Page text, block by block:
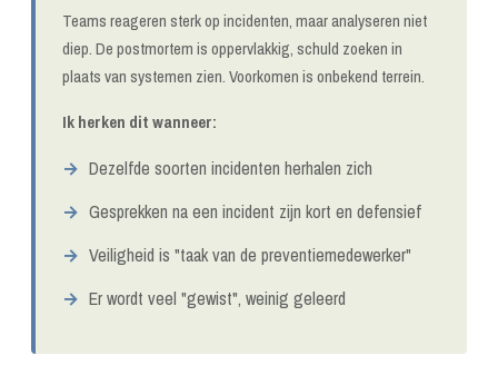
Teams reageren sterk op incidenten, maar analyseren niet
diep. De postmortem is oppervlakkig, schuld zoeken in
plaats van systemen zien. Voorkomen is onbekend terrein.
Ik herken dit wanneer:
Dezelfde soorten incidenten herhalen zich
Gesprekken na een incident zijn kort en defensief
Veiligheid is "taak van de preventiemedewerker"
Er wordt veel "gewist", weinig geleerd